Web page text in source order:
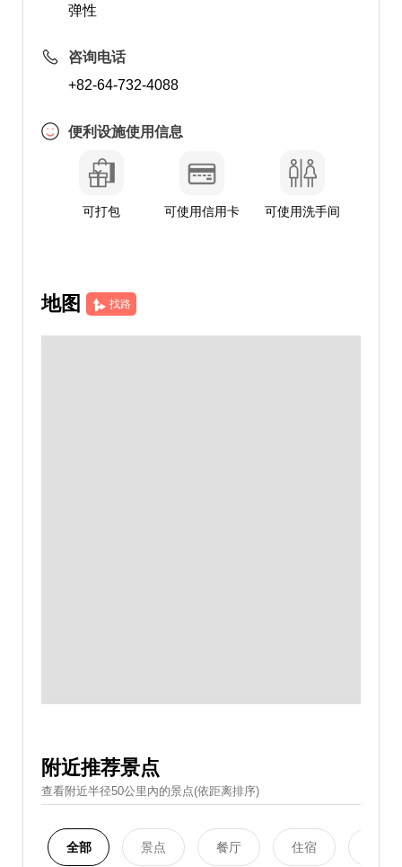
弹性
咨询电话
+82-64-732-4088
便利设施使用信息
可打包 可使用信用卡 可使用洗手间
地图 找路
附近推荐景点
查看附近半径50公里內的景点(依距离排序)
全部 景点 餐厅 住宿